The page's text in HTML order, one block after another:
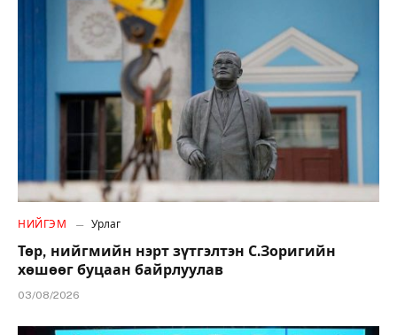
НИЙГЭМ Урлаг
Төр, нийгмийн нэрт зүтгэлтэн С.Зоригийн
хөшөөг буцаан байрлуулав
03/08/2026